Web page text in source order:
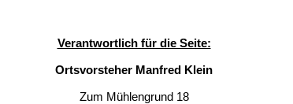
Verantwortlich für die Seite:
Ortsvorsteher Manfred Klein
Zum Mühlengrund 18